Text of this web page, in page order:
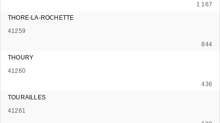
1 167
THORE-LA-ROCHETTE
41259
844
THOURY
41260
436
TOURAILLES
41261